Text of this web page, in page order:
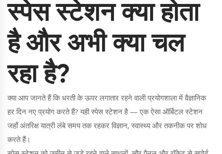
स्पेस स्टेशन क्या होता
है और अभी क्या चल
रहा है?
क्या आप जानते हैं कि धरती के ऊपर लगातार रहने वाली प्रयोगशाला में वैज्ञानिक
हर दिन नए प्रयोग करते हैं? यही स्पेस स्टेशन है — एक ऐसा ऑर्बिटल स्टेशन
जहाँ अंतरिक्ष यात्री लंबे समय तक रहकर विज्ञान, स्वास्थ्य और तकनीक पर शोध
करते हैं।